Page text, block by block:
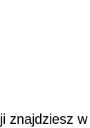
znajdziesz